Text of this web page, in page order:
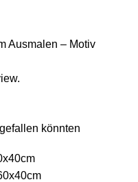
Ausmalen – Motiv
könnten